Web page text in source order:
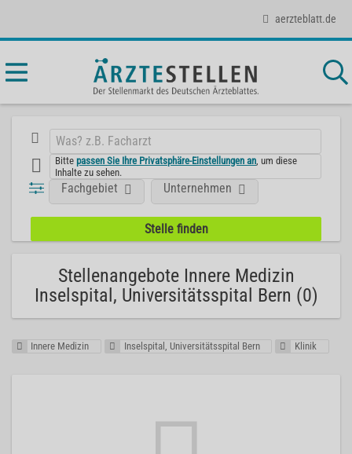
aerzteblatt.de
Bittepassen Sie Ihre Privatsphäre-Einstellungen an , um diese
Inhalte zu sehen.
Fachgebiet Unternehmen
Stellenangebote Innere Medizin
Inselspital, Universitätsspital Bern (0)
Innere Medizin Inselspital, Universitätsspital Bern Klinik